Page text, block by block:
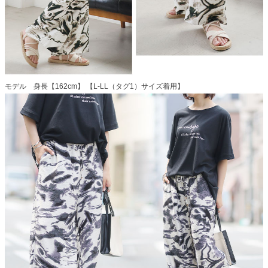
モデル 身長【162cm】 【L-LL（タグ1）サイズ着用】